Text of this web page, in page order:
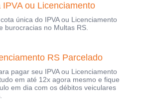
IPVA ou Licenciamento
única do IPVA ou Licenciamento
burocracias no Multas RS.
RS Parcelado
pagar seu IPVA ou Licenciamento
em até 12x agora mesmo e fique
em dia com os débitos veiculares